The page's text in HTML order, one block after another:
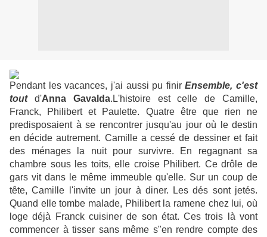
Pendant les vacances, j'ai aussi pu finirEnsemble, c'est
toutd'Anna Gavalda.L'histoire est celle de Camille,
Franck, Philibert et Paulette. Quatre être que rien ne
predisposaient à se rencontrer jusqu'au jour où le destin
en décide autrement. Camille a cessé de dessiner et fait
des ménages la nuit pour survivre. En regagnant sa
chambre sous les toits, elle croise Philibert. Ce drôle de
gars vit dans le même immeuble qu'elle. Sur un coup de
tête, Camille l'invite un jour à diner. Les dés sont jetés.
Quand elle tombe malade, Philibert la ramene chez lui, où
loge déjà Franck cuisiner de son état. Ces trois là vont
commencer à tisser sans même s"en rendre compte des